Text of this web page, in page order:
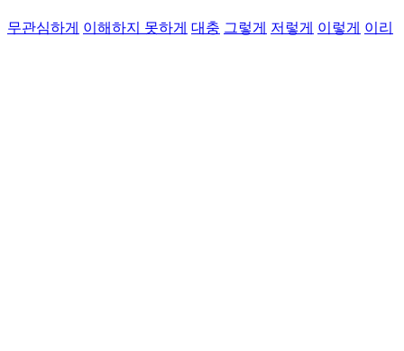
무관심하게 이해하지 못하게 대충 그렇게 저렇게 이렇게 이리